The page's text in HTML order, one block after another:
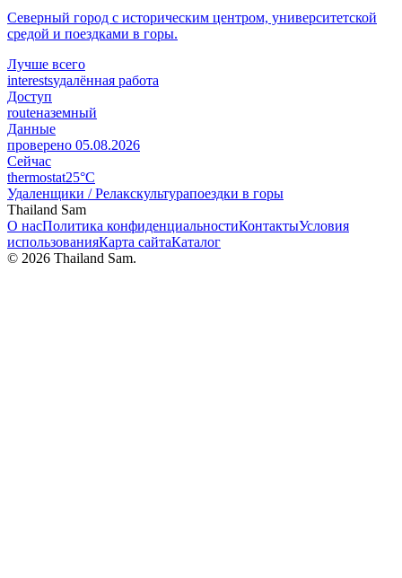
Северный город с историческим центром, университетской
средой и поездками в горы.
Лучше всего
interestsудалённая работа
Доступ
routeназемный
Данные
проверено 05.08.2026
Сейчас
thermostat25°C
Удаленщики / Релакскультурапоездки в горы
Thailand Sam
О насПолитика конфиденциальностиКонтактыУсловия
использованияКарта сайтаКаталог
© 2026 Thailand Sam.